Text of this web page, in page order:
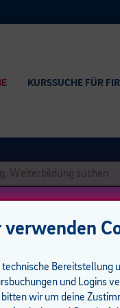
KURSSUCHE FÜR
I Präsenz I 8 UE
technische Bereitstellung
und Logins
bitten wir um deine